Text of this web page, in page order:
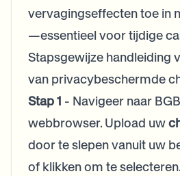
vervagingseffecten toe in
—essentieel voor tijdige
Stapsgewijze handleiding
van privacybeschermde
Stap 1 - Navigeer naar
webbrowser. Upload uw
door te slepen vanuit uw
of klikken om te